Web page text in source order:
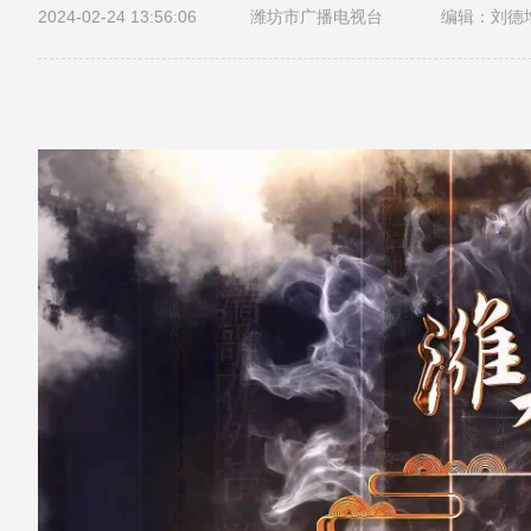
2024-02-24 13:56:06 潍坊市广播电视台 编辑：刘德